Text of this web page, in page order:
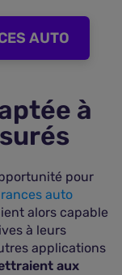
AUTO
à
pour
auto
alors capable
à leurs
applications
aux